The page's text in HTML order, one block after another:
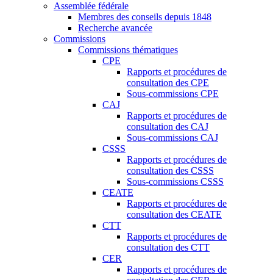
Assemblée fédérale
Membres des conseils depuis 1848
Recherche avancée
Commissions
Commissions thématiques
CPE
Rapports et procédures de
consultation des CPE
Sous-commissions CPE
CAJ
Rapports et procédures de
consultation des CAJ
Sous-commissions CAJ
CSSS
Rapports et procédures de
consultation des CSSS
Sous-commissions CSSS
CEATE
Rapports et procédures de
consultation des CEATE
CTT
Rapports et procédures de
consultation des CTT
CER
Rapports et procédures de